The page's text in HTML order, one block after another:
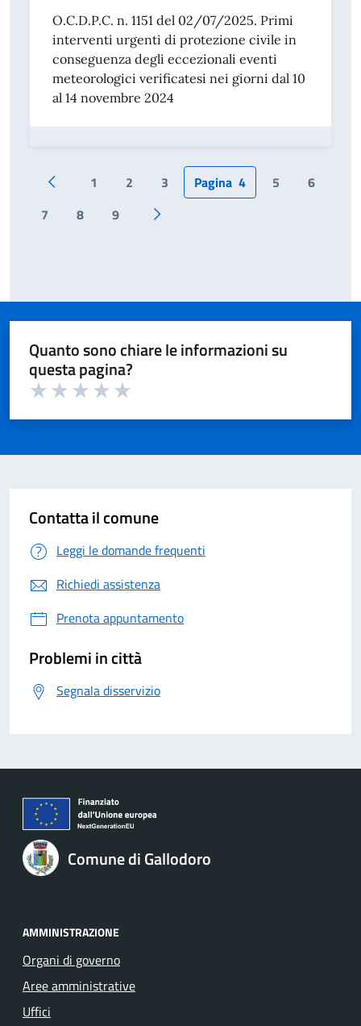
O.C.D.P.C. n. 1151 del 02/07/2025. Primi
interventi urgenti di protezione civile in
conseguenza degli eccezionali eventi
meteorologici verificatesi nei giorni dal 10
al 14 novembre 2024
Pagina precedente
1 2 3 Pagina 4 5
6
7
8 9 Pagina successiva
Quanto sono chiare le informazioni su
questa pagina?
Contatta il comune
Leggi le domande frequenti
Richiedi assistenza
Prenota appuntamento
Problemi in città
Segnala disservizio
Comune di Gallodoro
AMMINISTRAZIONE
Organi di governo
Aree amministrative
Uffici